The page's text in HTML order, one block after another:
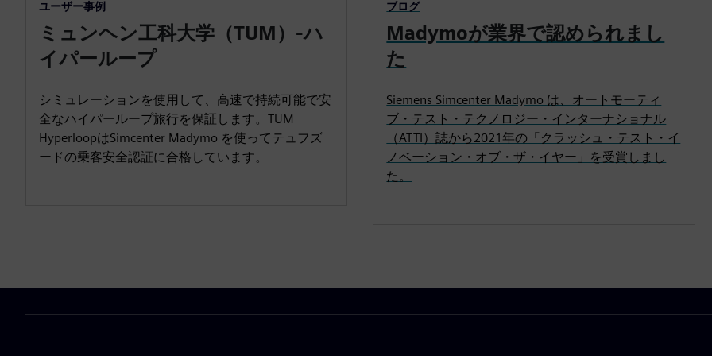
ユーザー事例
ミュンヘン工科大学（TUM）-ハ
イパーループ
シミュレーションを使用して、高速で持続可能で安
全なハイパーループ旅行を保証します。TUM
HyperloopはSimcenter Madymo を使ってテュフズ
ードの乗客安全認証に合格しています。
ブログ
Madymoが業界で認められまし
た
Siemens Simcenter Madymo は、オートモーティ
ブ・テスト・テクノロジー・インターナショナル
（ATTI）誌から2021年の「クラッシュ・テスト・イ
ノベーション・オブ・ザ・イヤー」を受賞しまし
た。